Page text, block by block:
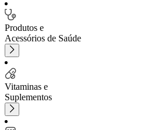
Produtos e
Acessórios de Saúde
Vitaminas e
Suplementos